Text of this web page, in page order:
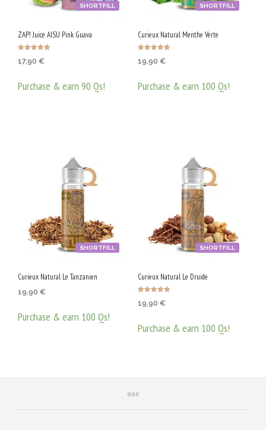
SHORTFILL
ZAP! Juice AISU Pink Guava
5.00
17,90 €
Purchase & earn 90 Qs!
SHORTFILL
Curieux Natural Menthe Verte
4.83
19,90 €
Purchase & earn 100 Qs!
SHORTFILL
Curieux Natural Le Tanzanien
19,90 €
Purchase & earn 100 Qs!
SHORTFILL
Curieux Natural Le Druide
5.00
19,90 €
Purchase & earn 100 Qs!